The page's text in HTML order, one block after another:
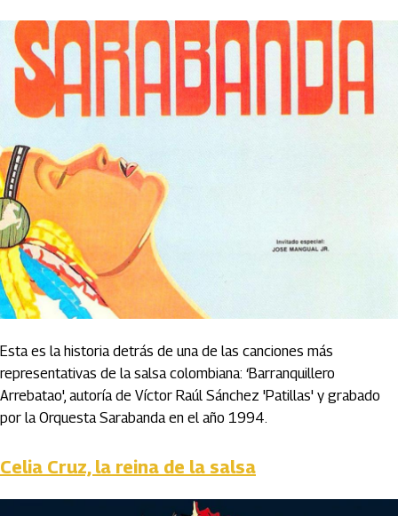
Esta es la historia detrás de una de las canciones más
representativas de la salsa colombiana: ‘Barranquillero
Arrebatao', autoría de Víctor Raúl Sánchez 'Patillas' y grabado
por la Orquesta Sarabanda en el año 1994.
Celia Cruz, la reina de la salsa